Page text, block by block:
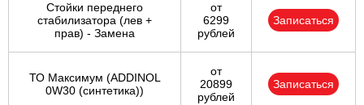
Стойки переднего
стабилизатора (лев +
прав) - Замена
от
6299
рублей
Записаться
ТО Максимум (ADDINOL
0W30 (синтетика))
от
20899
рублей
Записаться